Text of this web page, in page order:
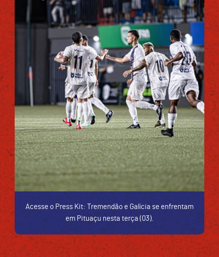
Acesse o Press Kit: Tremendão e Galícia se enfrentam
em Pituaçu nesta terça (03).